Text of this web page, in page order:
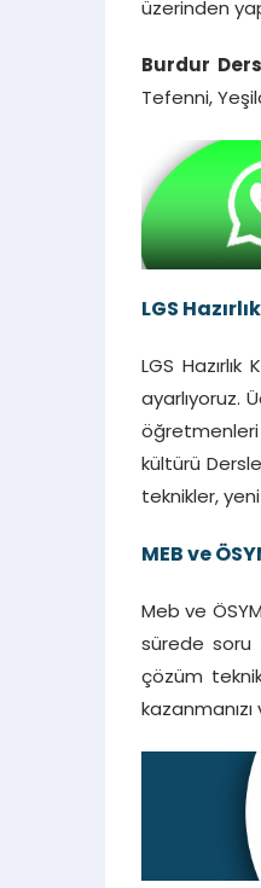
üzerinden
Burdur
Tefenni,
LGS
LGS
ayarlıyoruz.
öğretmenleri
kültürü
teknikler,
MEB ve
Meb ve
sürede soru
çözüm